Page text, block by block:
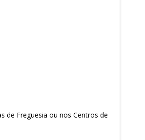
de Freguesia ou nos Centros de